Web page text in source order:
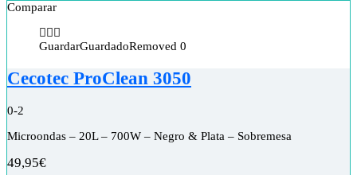
Comparar
GuardarGuardadoRemoved 0
Cecotec ProClean 3050
0-2
Microondas – 20L – 700W – Negro & Plata – Sobremesa
49,95€